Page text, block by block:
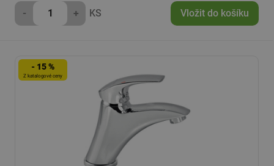
- + KS Vložit do košíku
- 15 %
Z katalogové ceny